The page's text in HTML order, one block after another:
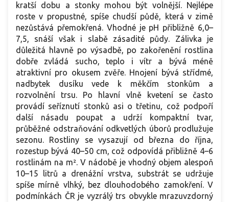
kratší dobu a stonky mohou být volnější. Nejlépe
roste v propustné, spíše chudší půdě, která v zimě
nezůstává přemokřená. Vhodné je pH přibližně 6,0–
7,5, snáší však i slabě zásadité půdy. Zálivka je
důležitá hlavně po výsadbě, po zakořenění rostlina
dobře zvládá sucho, teplo i vítr a bývá méně
atraktivní pro okusem zvěře. Hnojení bývá střídmé,
nadbytek dusíku vede k měkčím stonkům a
rozvolnění trsu. Po hlavní vlně kvetení se často
provádí seříznutí stonků asi o třetinu, což podpoří
další násadu poupat a udrží kompaktní tvar,
průběžné odstraňování odkvetlých úborů prodlužuje
sezonu. Rostliny se vysazují od března do října,
rozestup bývá 40–50 cm, což odpovídá přibližně 4–6
rostlinám na m². V nádobě je vhodný objem alespoň
10–15 litrů a drenážní vrstva, substrát se udržuje
spíše mírně vlhký, bez dlouhodobého zamokření. V
podmínkách ČR je vyzrálý trs obvykle mrazuvzdorný